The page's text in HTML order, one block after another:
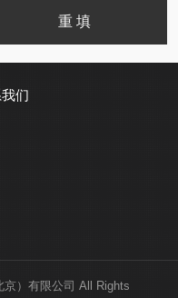
们
）有限公司 All Rights